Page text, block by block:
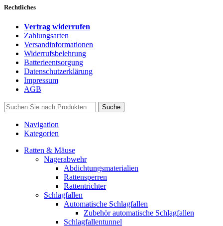
Rechtliches
Vertrag widerrufen
Zahlungsarten
Versandinformationen
Widerrufsbelehrung
Batterieentsorgung
Datenschutzerklärung
Impressum
AGB
Suche
Navigation
Kategorien
Ratten & Mäuse
Nagerabwehr
Abdichtungsmaterialien
Rattensperren
Rattentrichter
Schlagfallen
Automatische Schlagfallen
Zubehör automatische Schlagfallen
Schlagfallentunnel